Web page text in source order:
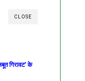
CLOSE
गिरावट’ के